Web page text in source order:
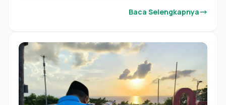
Baca Selengkapnya